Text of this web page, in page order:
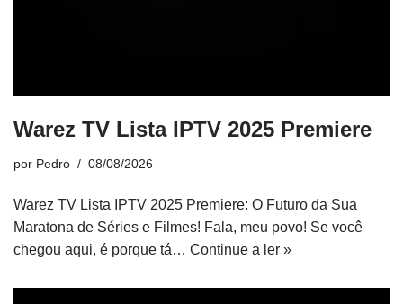
Warez TV Lista IPTV 2025 Premiere
por Pedro 08/08/2026
Warez TV Lista IPTV 2025 Premiere: O Futuro da Sua
Maratona de Séries e Filmes! Fala, meu povo! Se você
chegou aqui, é porque tá… Continue a ler »